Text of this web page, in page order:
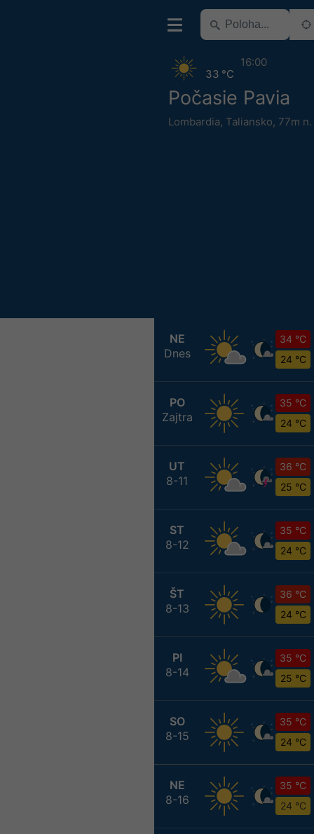
Počasie Pavia
Lombardia, Taliansko, 77m
33 °C
16:00
NE
Dnes
34 °C
24 °C
PO
Zajtra
35 °C
24 °C
UT
8-11
36 °C
25 °C
ST
8-12
35 °C
24 °C
ŠT
8-13
36 °C
24 °C
PI
8-14
35 °C
25 °C
SO
8-15
35 °C
24 °C
NE
8-16
35 °C
24 °C